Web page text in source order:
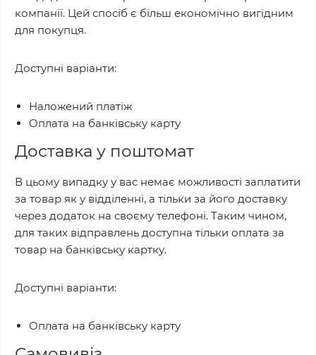
компанії. Цей спосіб є більш економічно вигідним
для покупця.
Доступні варіанти:
Наложений платіж
Оплата на банківську карту
Доставка у поштомат
В цьому випадку у вас немає можливості заплатити
за товар як у відділенні, а тільки за його доставку
через додаток на своєму телефоні. Таким чином,
для таких відправлень доступна тільки оплата за
товар на банківську картку.
Доступні варіанти:
Оплата на банківську карту